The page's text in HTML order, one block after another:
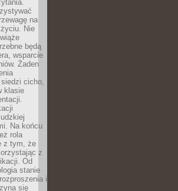
na
Nie
będą
wsparcie
Żaden
cicho,
klasie
Na końcu
rola
z tym, że
z
Od
stanie
i
się